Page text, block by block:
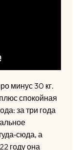
минус 30 кг.
спокойная
за три года
а
году она